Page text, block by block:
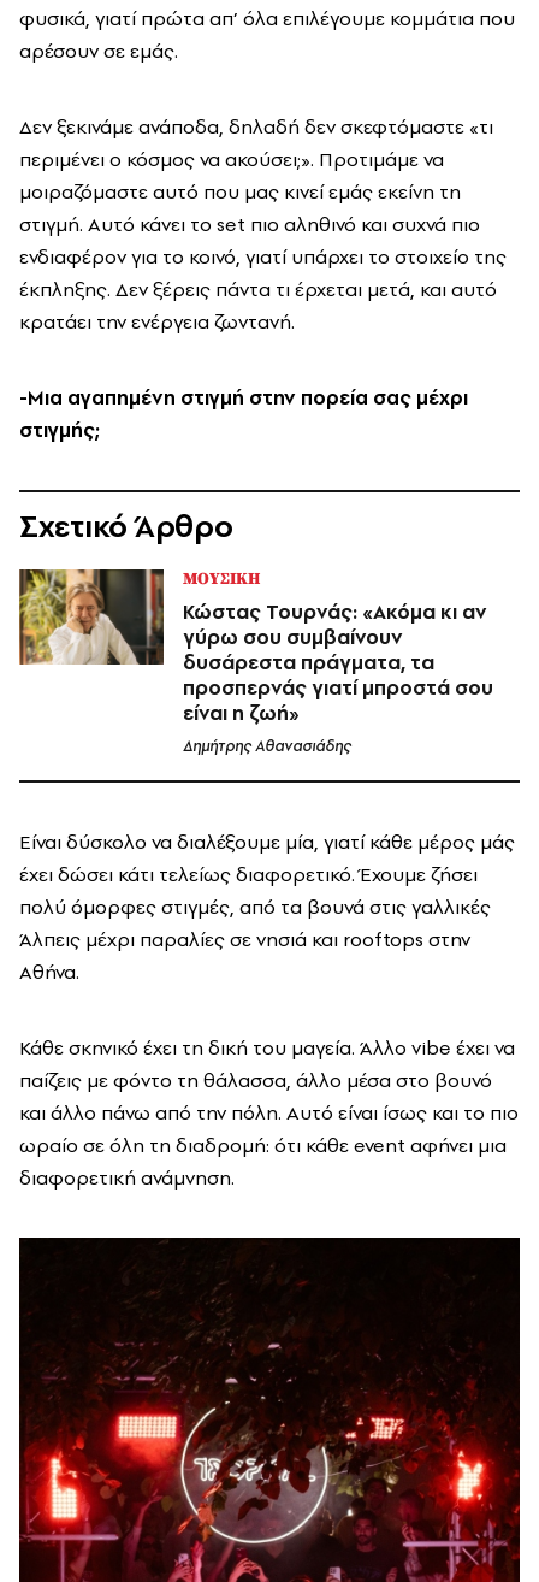
φυσικά, γιατί πρώτα απ’ όλα επιλέγουμε κομμάτια που
αρέσουν σε εμάς.
Δεν ξεκινάμε ανάποδα, δηλαδή δεν σκεφτόμαστε «τι
περιμένει ο κόσμος να ακούσει;». Προτιμάμε να
μοιραζόμαστε αυτό που μας κινεί εμάς εκείνη τη
στιγμή. Αυτό κάνει το set πιο αληθινό και συχνά πιο
ενδιαφέρον για το κοινό, γιατί υπάρχει το στοιχείο της
έκπληξης. Δεν ξέρεις πάντα τι έρχεται μετά, και αυτό
κρατάει την ενέργεια ζωντανή.
-Μια αγαπημένη στιγμή στην πορεία σας μέχρι
στιγμής;
Σχετικό Άρθρο
ΜΟΥΣΙΚΗ
Κώστας Τουρνάς: «Ακόμα κι αν
γύρω σου συμβαίνουν
δυσάρεστα πράγματα, τα
προσπερνάς γιατί μπροστά σου
είναι η ζωή»
Δημήτρης Αθανασιάδης
Είναι δύσκολο να διαλέξουμε μία, γιατί κάθε μέρος μάς
έχει δώσει κάτι τελείως διαφορετικό. Έχουμε ζήσει
πολύ όμορφες στιγμές, από τα βουνά στις γαλλικές
Άλπεις μέχρι παραλίες σε νησιά και rooftops στην
Αθήνα.
Κάθε σκηνικό έχει τη δική του μαγεία. Άλλο vibe έχει να
παίζεις με φόντο τη θάλασσα, άλλο μέσα στο βουνό
και άλλο πάνω από την πόλη. Αυτό είναι ίσως και το πιο
ωραίο σε όλη τη διαδρομή: ότι κάθε event αφήνει μια
διαφορετική ανάμνηση.